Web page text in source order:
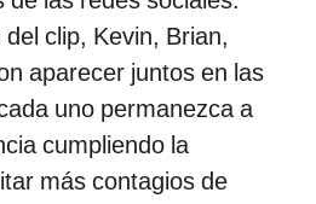
clip, Kevin, Brian,
aparecer juntos en las
uno permanezca a
cumpliendo la
más contagios de